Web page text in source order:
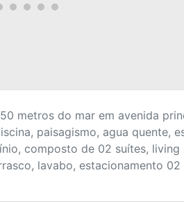
metros do mar em avenida
paisagismo, agua quente,
composto de 02 suítes,
lavabo, estacionamento